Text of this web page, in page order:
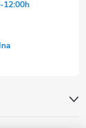
12:00h